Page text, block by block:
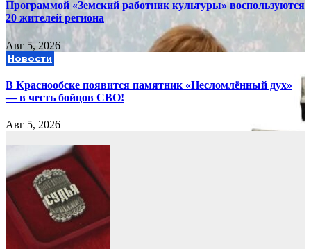
Программой «Земский работник культуры» воспользуются
20 жителей региона
Авг 5, 2026
Новости
В Краснообске появится памятник «Несломлённый дух»
— в честь бойцов СВО!
Авг 5, 2026